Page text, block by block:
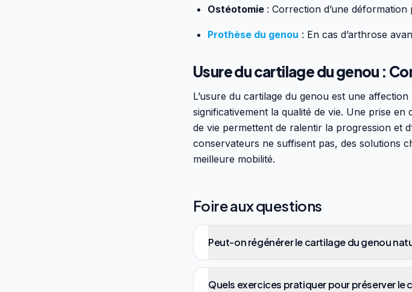
Ostéotomie : Correction d’une
Prothèse du genou : En cas d’arthrose
Usure du cartilage du genou :
L’usure du cartilage du genou est une
significativement la qualité de vie. Une prise
de vie permettent de ralentir la progression et
conservateurs ne suffisent pas, des solutions
meilleure mobilité.
Foire aux questions
Peut-on régénérer le cartilage du genou
Quels exercices pratiquer pour préserver le